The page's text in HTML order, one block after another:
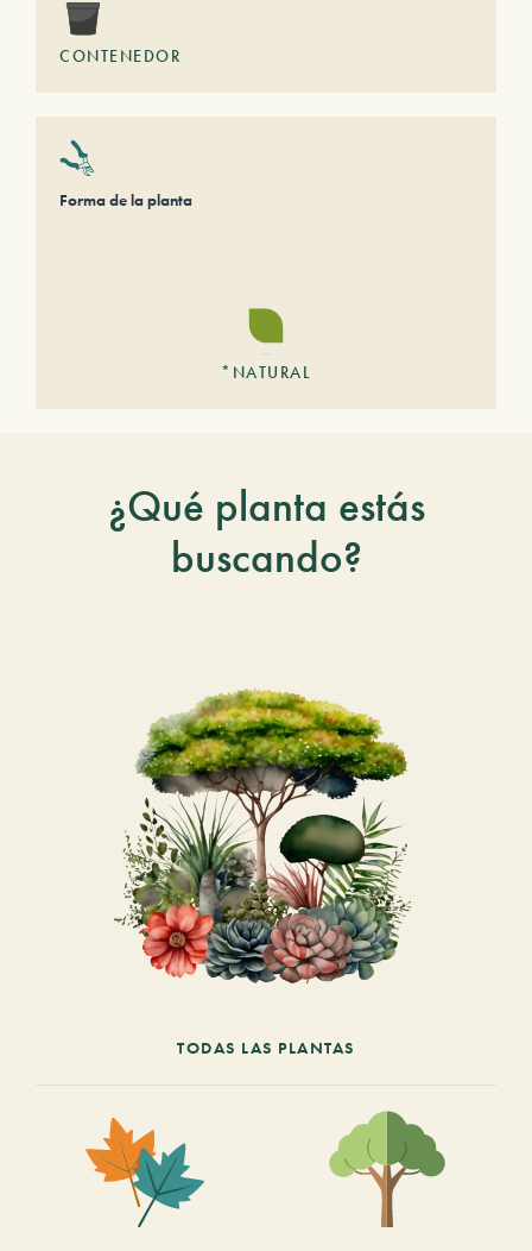
CONTENEDOR
Forma de la planta
*NATURAL
¿Qué planta estás
buscando?
TODAS LAS PLANTAS